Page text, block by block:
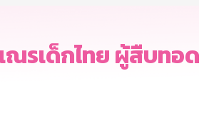
ณรเด็กไทย ผู้สืบทอ